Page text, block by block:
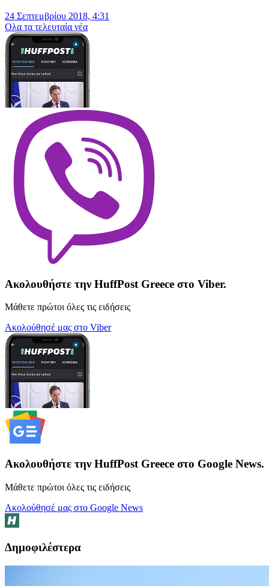
24 Σεπτεμβρίου 2018, 4:31
Oλα τα τελευταία νέα
Ακολουθήστε την HuffPost Greece στο Viber.
Μάθετε πρώτοι όλες τις ειδήσεις
Ακολούθησέ μας στο Viber
Ακολουθήστε την HuffPost Greece στο Google News.
Μάθετε πρώτοι όλες τις ειδήσεις
Ακολούθησέ μας στο Google News
Δημοφιλέστερα